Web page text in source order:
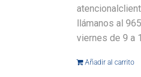
llámanos al
viernes de 9 a
Añadir al carrito